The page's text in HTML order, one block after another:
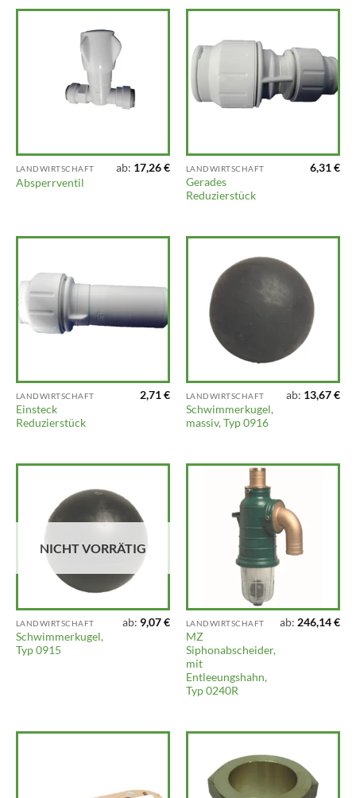
LANDWIRTSCHAFT
Absperrventil
ab: 17,26€ LANDWIRTSCHAFT
Gerades
Reduzierstück
6,31€
LANDWIRTSCHAFT
Einsteck
Reduzierstück
2,71€ LANDWIRTSCHAFT
Schwimmerkugel,
massiv, Typ 0916
ab: 13,67€
NICHT VORRÄTIG
LANDWIRTSCHAFT
Schwimmerkugel,
Typ 0915
ab: 9,07€ LANDWIRTSCHAFT
MZ
Siphonabscheider,
mit
Entleeungshahn,
Typ 0240R
ab: 246,14€